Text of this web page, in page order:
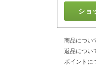
ショ
商品につい
返品につい
ポイントに